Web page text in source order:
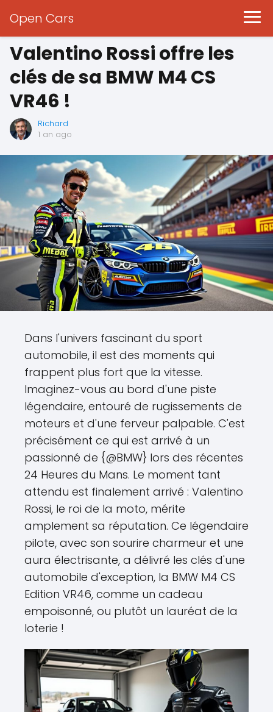
Open Cars
Valentino Rossi offre les
clés de sa BMW M4 CS
VR46 !
Richard
1 an ago
Dans l'univers fascinant du sport
automobile, il est des moments qui
frappent plus fort que la vitesse.
Imaginez-vous au bord d'une piste
légendaire, entouré de rugissements de
moteurs et d'une ferveur palpable. C'est
précisément ce qui est arrivé à un
passionné de {@BMW} lors des récentes
24 Heures du Mans. Le moment tant
attendu est finalement arrivé : Valentino
Rossi, le roi de la moto, mérite
amplement sa réputation. Ce légendaire
pilote, avec son sourire charmeur et une
aura électrisante, a délivré les clés d'une
automobile d'exception, la BMW M4 CS
Edition VR46, comme un cadeau
empoisonné, ou plutôt un lauréat de la
loterie !